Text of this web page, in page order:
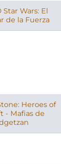
Star Wars: El
de la Fuerza
Heroes of
- Mafias de